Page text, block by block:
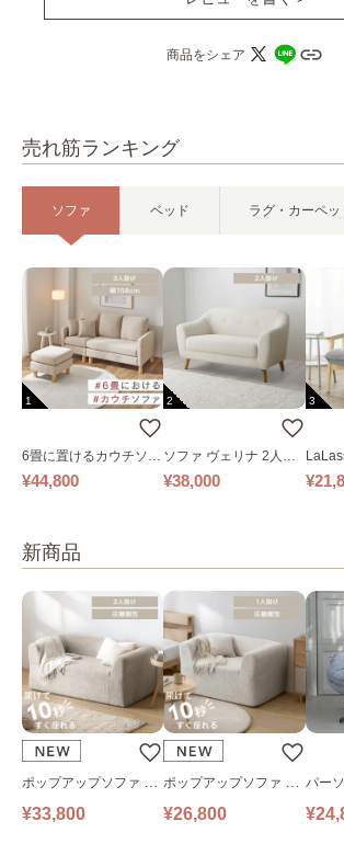
売れ筋ランキング
ソファ ベッド ラグ・カーペッ
1
6畳に置けるカウチソフ
ァ｜ベージュ
¥44,800
2
ソファ ヴェリナ 2人掛
け
¥38,000
3
ック
新商品
ポップアップソファ ソ
ファ フロアソファ 幅14
¥33,800
ポップアップソファ ソ
ファ フロアソファ 幅10
¥26,800
パー
掛け
商品をシェア